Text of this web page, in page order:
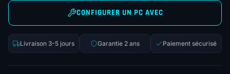
CONFIGURER UN PC AVEC
Livraison 3-5 jours Garantie 2 ans Paiement sécurisé